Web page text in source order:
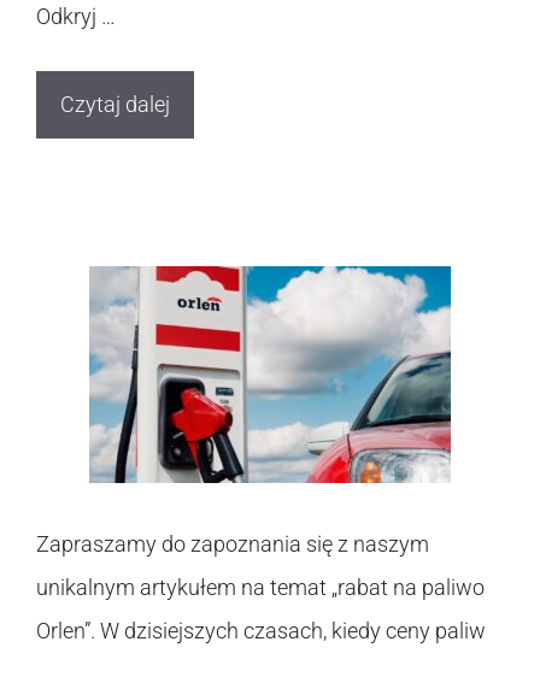
Odkryj …
Czytaj dalej
Zapraszamy do zapoznania się z naszym
unikalnym artykułem na temat „rabat na paliwo
Orlen”. W dzisiejszych czasach, kiedy ceny paliw